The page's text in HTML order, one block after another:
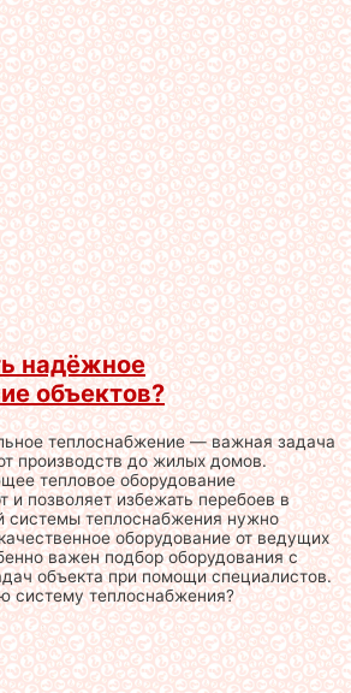
надёжное
объектов?
теплоснабжение — важная задача
производств до жилых домов.
тепловое оборудование
и позволяет избежать перебоев в
системы теплоснабжения нужно
оборудование от ведущих
важен подбор оборудования с
объекта при помощи специалистов.
систему теплоснабжения?